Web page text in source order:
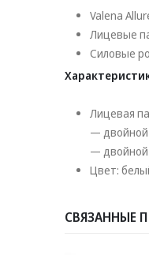
Valena
Лицевые
Силовые
Лицевая
— двойной
— двойной
Цвет:
СВЯЗАННЫЕ